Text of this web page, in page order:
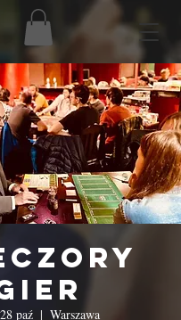
paź
  |
Warszawa